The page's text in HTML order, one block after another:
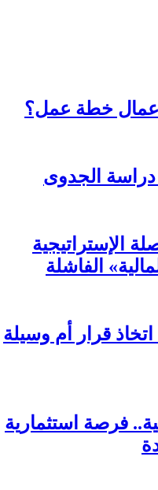
خطة عمل؟
الإستراتيجية
الفاشلة
قرار أم وسيلة
فرصة استثمارية